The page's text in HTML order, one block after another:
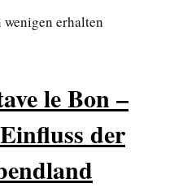
erhalten
le Bon –
der